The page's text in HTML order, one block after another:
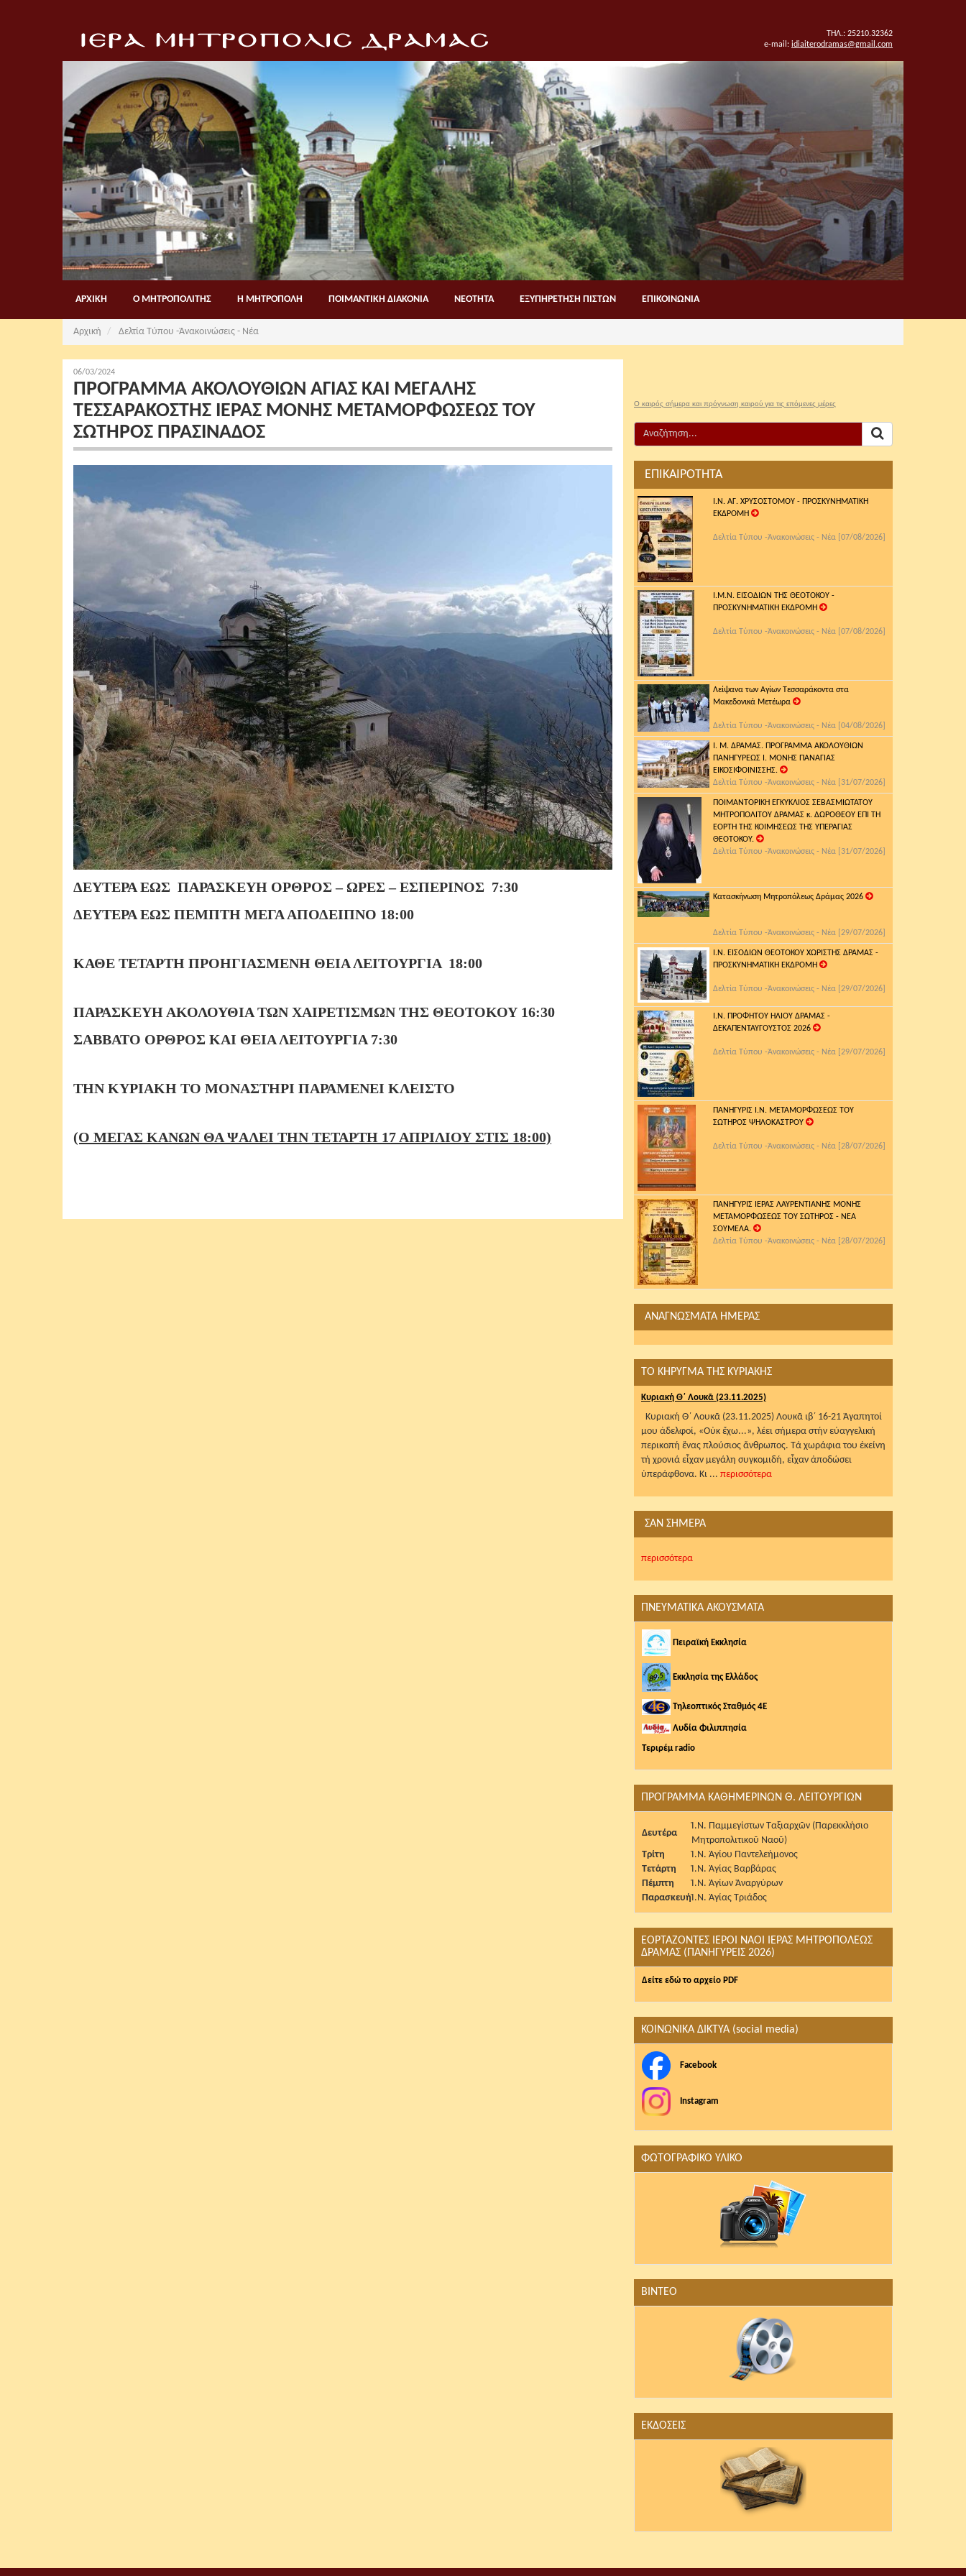
ΤΗΛ.: 25210.32362
e-mail: idiaiterodramas@gmail.com
ΑΡΧΙΚΗ Ο ΜΗΤΡΟΠΟΛΙΤΗΣ Η ΜΗΤΡΟΠΟΛΗ ΠΟΙΜΑΝΤΙΚΗ ΔΙΑΚΟΝΙΑ ΝΕΟΤΗΤΑ ΕΞΥΠΗΡΕΤΗΣΗ ΠΙΣΤΩΝ ΕΠΙΚΟΙΝΩΝΙΑ
Αρχική Δελτία Τύπου -Ἀνακοινώσεις - Νέα
06/03/2024
ΠΡΟΓΡΑΜΜΑ ΑΚΟΛΟΥΘΙΩΝ ΑΓΙΑΣ ΚΑΙ ΜΕΓΑΛΗΣ
ΤΕΣΣΑΡΑΚΟΣΤΗΣ ΙΕΡΑΣ ΜΟΝΗΣ ΜΕΤΑΜΟΡΦΩΣΕΩΣ ΤΟΥ
ΣΩΤΗΡΟΣ ΠΡΑΣΙΝΑΔΟΣ
ΔΕΥΤΕΡΑ ΕΩΣ ΠΑΡΑΣΚΕΥΗ ΟΡΘΡΟΣ – ΩΡΕΣ – ΕΣΠΕΡΙΝΟΣ 7:30
ΔΕΥΤΕΡΑ ΕΩΣ ΠΕΜΠΤΗ ΜΕΓΑ ΑΠΟΔΕΙΠΝΟ 18:00
ΚΑΘΕ ΤΕΤΑΡΤΗ ΠΡΟΗΓΙΑΣΜΕΝΗ ΘΕΙΑ ΛΕΙΤΟΥΡΓΙΑ 18:00
ΠΑΡΑΣΚΕΥΗ ΑΚΟΛΟΥΘΙΑ ΤΩΝ ΧΑΙΡΕΤΙΣΜΩΝ ΤΗΣ ΘΕΟΤΟΚΟΥ 16:30
ΣΑΒΒΑΤΟ ΟΡΘΡΟΣ ΚΑΙ ΘΕΙΑ ΛΕΙΤΟΥΡΓΙΑ 7:30
ΤΗΝ ΚΥΡΙΑΚΗ ΤΟ ΜΟΝΑΣΤΗΡΙ ΠΑΡΑΜΕΝΕΙ ΚΛΕΙΣΤΟ
(Ο ΜΕΓΑΣ ΚΑΝΩΝ ΘΑ ΨΑΛΕΙ ΤΗΝ ΤΕΤΑΡΤΗ 17 ΑΠΡΙΛΙΟΥ ΣΤΙΣ 18:00)
Ο καιρός σήμερα και πρόγνωση καιρού για τις επόμενες μέρες
ΕΠΙΚΑΙΡΟΤΗΤΑ
Ι.Ν. ΑΓ. ΧΡΥΣΟΣΤΟΜΟΥ - ΠΡΟΣΚΥΝΗΜΑΤΙΚΗ
ΕΚΔΡΟΜΗ
Δελτία Τύπου -Ἀνακοινώσεις - Νέα [07/08/2026]
Ι.Μ.Ν. ΕΙΣΟΔΙΩΝ ΤΗΣ ΘΕΟΤΟΚΟΥ -
ΠΡΟΣΚΥΝΗΜΑΤΙΚΗ ΕΚΔΡΟΜΗ
Δελτία Τύπου -Ἀνακοινώσεις - Νέα [07/08/2026]
Λείψανα των Αγίων Τεσσαράκοντα στα
Μακεδονικά Μετέωρα
Δελτία Τύπου -Ἀνακοινώσεις - Νέα [04/08/2026]
Ι. Μ. ΔΡΑΜΑΣ. ΠΡΟΓΡΑΜΜΑ ΑΚΟΛΟΥΘΙΩΝ
ΠΑΝΗΓΥΡΕΩΣ Ι. ΜΟΝΗΣ ΠΑΝΑΓΙΑΣ
ΕΙΚΟΣΙΦΟΙΝΙΣΣΗΣ.
Δελτία Τύπου -Ἀνακοινώσεις - Νέα [31/07/2026]
ΠΟΙΜΑΝΤΟΡΙΚΗ ΕΓΚΥΚΛΙΟΣ ΣΕΒΑΣΜΙΩΤΑΤΟΥ
ΜΗΤΡΟΠΟΛΙΤΟΥ ΔΡΑΜΑΣ κ. ΔΩΡΟΘΕΟΥ ΕΠΙ ΤΗ
ΕΟΡΤΗ ΤΗΣ ΚΟΙΜΗΣΕΩΣ ΤΗΣ ΥΠΕΡΑΓΙΑΣ
ΘΕΟΤΟΚΟΥ.
Δελτία Τύπου -Ἀνακοινώσεις - Νέα [31/07/2026]
Κατασκήνωση Μητροπόλεως Δράμας 2026
Δελτία Τύπου -Ἀνακοινώσεις - Νέα [29/07/2026]
Ι.Ν. ΕΙΣΟΔΙΩΝ ΘΕΟΤΟΚΟΥ ΧΩΡΙΣΤΗΣ ΔΡΑΜΑΣ -
ΠΡΟΣΚΥΝΗΜΑΤΙΚΗ ΕΚΔΡΟΜΗ
Δελτία Τύπου -Ἀνακοινώσεις - Νέα [29/07/2026]
Ι.Ν. ΠΡΟΦΗΤΟΥ ΗΛΙΟΥ ΔΡΑΜΑΣ -
ΔΕΚΑΠΕΝΤΑΥΓΟΥΣΤΟΣ 2026
Δελτία Τύπου -Ἀνακοινώσεις - Νέα [29/07/2026]
ΠΑΝΗΓΥΡΙΣ Ι.Ν. ΜΕΤΑΜΟΡΦΩΣΕΩΣ ΤΟΥ
ΣΩΤΗΡΟΣ ΨΗΛΟΚΑΣΤΡΟΥ
Δελτία Τύπου -Ἀνακοινώσεις - Νέα [28/07/2026]
ΠΑΝΗΓΥΡΙΣ ΙΕΡΑΣ ΛΑΥΡΕΝΤΙΑΝΗΣ ΜΟΝΗΣ
ΜΕΤΑΜΟΡΦΩΣΕΩΣ ΤΟΥ ΣΩΤΗΡΟΣ - ΝΕΑ
ΣΟΥΜΕΛΑ.
Δελτία Τύπου -Ἀνακοινώσεις - Νέα [28/07/2026]
ΑΝΑΓΝΩΣΜΑΤΑ ΗΜΕΡΑΣ
ΤΟ ΚΗΡΥΓΜΑ ΤΗΣ ΚΥΡΙΑΚΗΣ
Κυριακή Θ΄ Λουκᾶ (23.11.2025)
Κυριακή Θ΄ Λουκᾶ (23.11.2025) Λουκᾶ ιβ΄ 16-21 Ἀγαπητοί
μου ἀδελφοί, «Οὐκ ἔχω...», λέει σήμερα στήν εὐαγγελική
περικοπή ἕνας πλούσιος ἄνθρωπος. Τά χωράφια του ἐκείνη
τή χρονιά εἶχαν μεγάλη συγκομιδή, εἶχαν ἀποδώσει
ὑπεράφθονα. Κι ... περισσότερα
ΣΑΝ ΣΗΜΕΡΑ
περισσότερα
ΠΝΕΥΜΑΤΙΚΑ ΑΚΟΥΣΜΑΤΑ
Πειραϊκή Εκκλησία
Εκκλησία της Ελλάδος
Τηλεοπτικός Σταθμός 4Ε
Λυδία Φιλιππησία
Τεριρέμ radio
ΠΡΟΓΡΑΜΜΑ ΚΑΘΗΜΕΡΙΝΩΝ Θ. ΛΕΙΤΟΥΡΓΙΩΝ
Δευτέρα
Ἱ.Ν. Παμμεγίστων Ταξιαρχῶν (Παρεκκλήσιο
Μητροπολιτικοῦ Ναοῦ)
Τρίτη
Ἱ.Ν. Ἁγίου Παντελεήμονος
Τετάρτη
Ἱ.Ν. Ἁγίας Βαρβάρας
Πέμπτη
Ἱ.Ν. Ἁγίων Ἀναργύρων
ΠαρασκευήἹ.Ν. Ἁγίας Τριάδος
ΕΟΡΤΑΖΟΝΤΕΣ ΙΕΡΟΙ ΝΑΟΙ ΙΕΡΑΣ ΜΗΤΡΟΠΟΛΕΩΣ
ΔΡΑΜΑΣ (ΠΑΝΗΓΥΡΕΙΣ 2026)
Δείτε εδώ το αρχείο PDF
ΚΟΙΝΩΝΙΚΑ ΔΙΚΤΥΑ (social media)
Facebook
Instagram
ΦΩΤΟΓΡΑΦΙΚΟ ΥΛΙΚΟ
ΒΙΝΤΕΟ
ΕΚΔΟΣΕΙΣ